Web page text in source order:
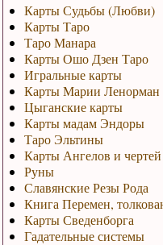
Карты Судьбы (Любви)
Карты Таро
Таро Манара
Карты Ошо Дзен Таро
Игральные карты
Карты Марии Ленорман
Цыганские карты
Карты мадам Эндоры
Таро Эльтины
Карты Ангелов и чертей
Руны
Славянские Резы Рода
Книга Перемен,
Карты Сведенборга
Гадательные системы